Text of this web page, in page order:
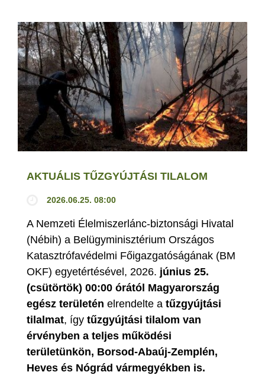
AKTUÁLIS TŰZGYÚJTÁSI TILALOM
2026.06.25. 08:00
A Nemzeti Élelmiszerlánc-biztonsági Hivatal
(Nébih) a Belügyminisztérium Országos
Katasztrófavédelmi Főigazgatóságának (BM
OKF) egyetértésével, 2026. június 25.
(csütörtök) 00:00 órától Magyarország
egész területén elrendelte a tűzgyújtási
tilalmat, így tűzgyújtási tilalom van
érvényben a teljes működési
területünkön, Borsod-Abaúj-Zemplén,
Heves és Nógrád vármegyékben is.